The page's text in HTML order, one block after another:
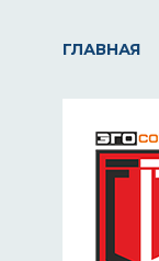
ГЛАВНАЯ